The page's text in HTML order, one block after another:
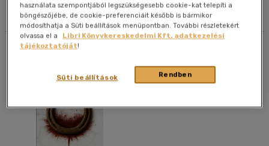
Szűrés Rendezés
Megjelenítés
20 db / oldal
Alkalmaz
használata szempontjából legszükségesebb cookie-kat telepíti a
böngészőjébe, de cookie-preferenciáit később is bármikor
módosíthatja a Süti beállítások menüpontban. További részletekért
olvassa el a
Libri Könyvkereskedelmi Kft. adatkezelési
tájékoztatóját!
Rendben
Süti beállítások